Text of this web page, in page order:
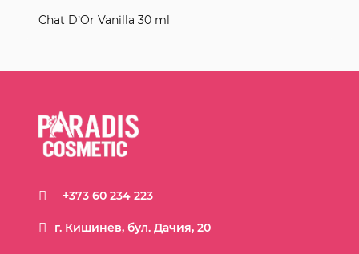
Chat D’Or Vanilla 30 ml
+373 60 234 223
г. Кишинев, бул. Дачия, 20